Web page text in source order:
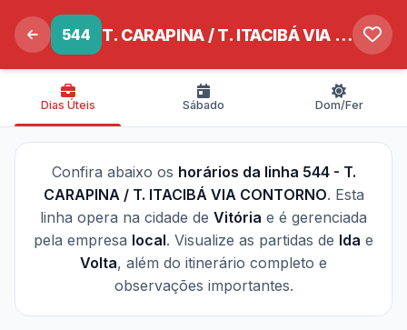
544 T. CARAPINA / T. ITACIBÁ VIA CONTORNO
Dias Úteis Sábado Dom/Fer
Confira abaixo os horários da linha 544 - T.
CARAPINA / T. ITACIBÁ VIA CONTORNO. Esta
linha opera na cidade de Vitória e é gerenciada
pela empresa local. Visualize as partidas de Ida e
Volta, além do itinerário completo e
observações importantes.